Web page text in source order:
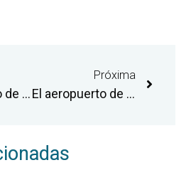
El aeropuerto de Castellón recibe un avión con material sanitario procedente de China
Próxima
El aeropuerto de Castellón prevé iniciar los vuelos de la nueva ruta a Bilbao el próximo 11 de julio